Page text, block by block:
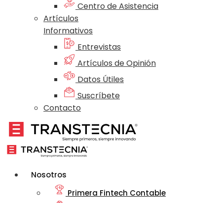
Centro de Asistencia
Artículos
Informativos
Entrevistas
Artículos de Opinión
Datos Útiles
Suscríbete
Contacto
Nosotros
Primera Fintech Contable